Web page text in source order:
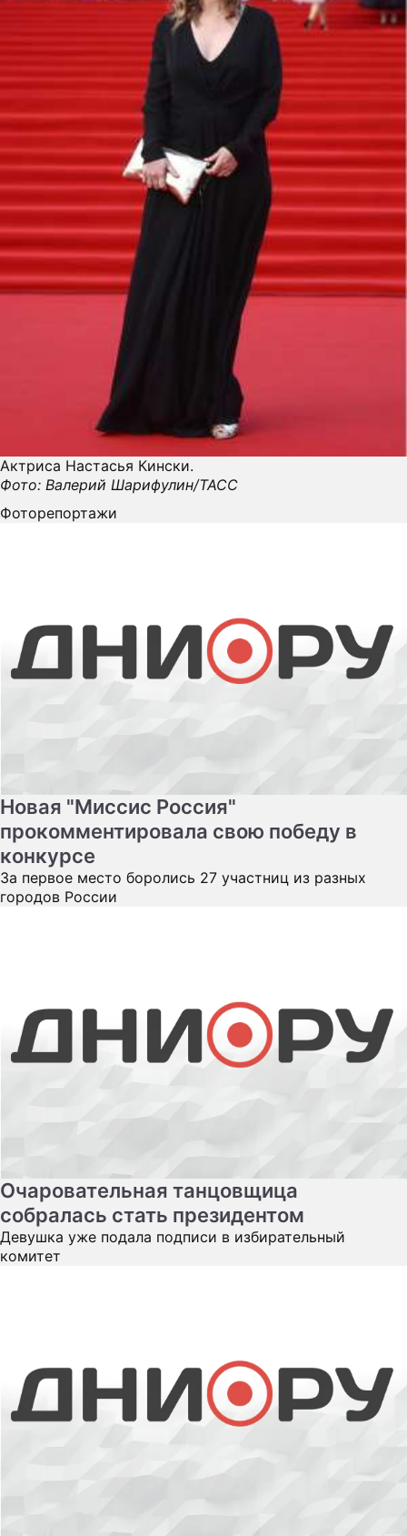
Актриса Настасья Кински.
Фото: Валерий Шарифулин/ТАСС
Фоторепортажи
Новая "Миссис Россия"
прокомментировала свою победу в
конкурсе
За первое место боролись 27 участниц из разных
городов России
Очаровательная танцовщица
собралась стать президентом
Девушка уже подала подписи в избирательный
комитет